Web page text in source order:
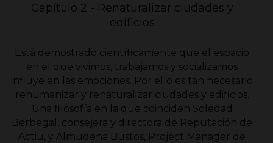
Capítulo 2 - Renaturalizar ciudades y
edificios
Está demostrado científicamente que el espacio
en el que vivimos, trabajamos y socializamos
influye en las emociones. Por ello es tan necesario
rehumanizar y renaturalizar ciudades y edificios.
Una filosofía en la que coinciden Soledad
Berbegal, consejera y directora de Reputación de
Actiu, y Almudena Bustos, Project Manager de